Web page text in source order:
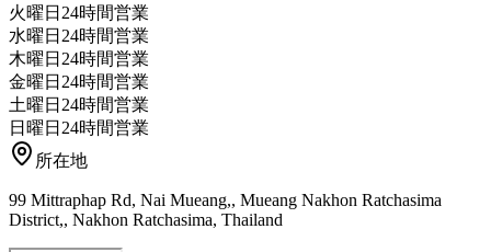
火曜日 24時間営業
水曜日 24時間営業
木曜日 24時間営業
金曜日 24時間営業
土曜日 24時間営業
日曜日 24時間営業
所在地
99 Mittraphap Rd, Nai Mueang,, Mueang Nakhon Ratchasima
District,, Nakhon Ratchasima, Thailand